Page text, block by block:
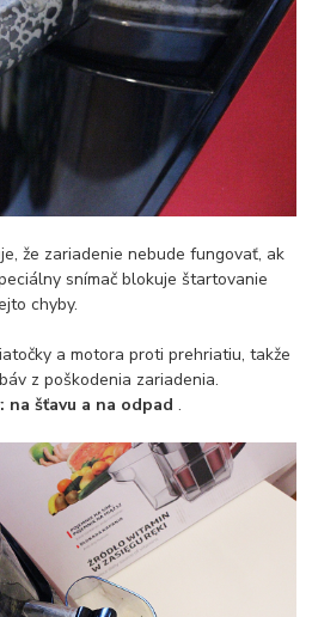
že zariadenie nebude fungovať, ak
snímač blokuje štartovanie
chyby.
a motora proti prehriatiu, takže
z poškodenia zariadenia.
na šťavu a na odpad.